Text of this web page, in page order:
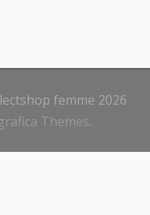
femme 2026
Themes.